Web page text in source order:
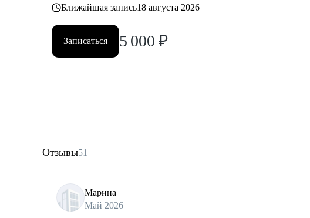
Ближайшая запись18 августа 2026
Записаться 5 000 ₽
Отзывы51
Марина
Май 2026